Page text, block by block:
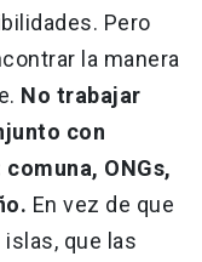
Pero
la manera
No trabajar
con
ONGs,
En vez de que
que las